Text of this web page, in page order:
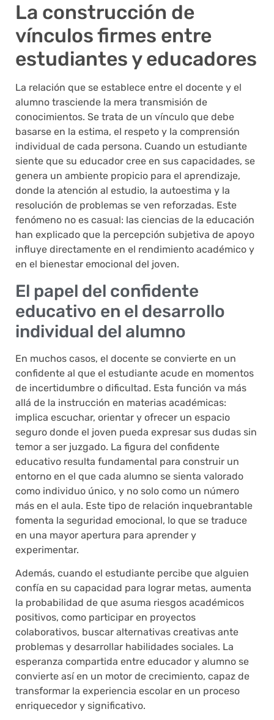
La construcción de
vínculos firmes entre
estudiantes y educadores
La relación que se establece entre el docente y el
alumno trasciende la mera transmisión de
conocimientos. Se trata de un vínculo que debe
basarse en la estima, el respeto y la comprensión
individual de cada persona. Cuando un estudiante
siente que su educador cree en sus capacidades, se
genera un ambiente propicio para el aprendizaje,
donde la atención al estudio, la autoestima y la
resolución de problemas se ven reforzadas. Este
fenómeno no es casual: las ciencias de la educación
han explicado que la percepción subjetiva de apoyo
influye directamente en el rendimiento académico y
en el bienestar emocional del joven.
El papel del confidente
educativo en el desarrollo
individual del alumno
En muchos casos, el docente se convierte en un
confidente al que el estudiante acude en momentos
de incertidumbre o dificultad. Esta función va más
allá de la instrucción en materias académicas:
implica escuchar, orientar y ofrecer un espacio
seguro donde el joven pueda expresar sus dudas sin
temor a ser juzgado. La figura del confidente
educativo resulta fundamental para construir un
entorno en el que cada alumno se sienta valorado
como individuo único, y no solo como un número
más en el aula. Este tipo de relación inquebrantable
fomenta la seguridad emocional, lo que se traduce
en una mayor apertura para aprender y
experimentar.
Además, cuando el estudiante percibe que alguien
confía en su capacidad para lograr metas, aumenta
la probabilidad de que asuma riesgos académicos
positivos, como participar en proyectos
colaborativos, buscar alternativas creativas ante
problemas y desarrollar habilidades sociales. La
esperanza compartida entre educador y alumno se
convierte así en un motor de crecimiento, capaz de
transformar la experiencia escolar en un proceso
enriquecedor y significativo.